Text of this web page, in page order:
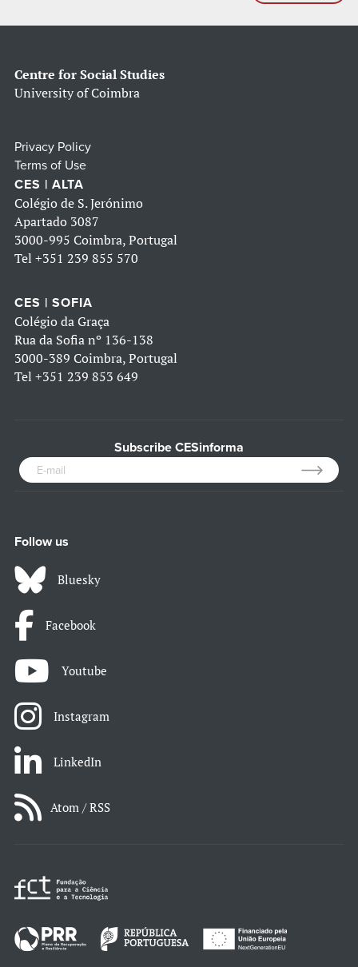
Centre for Social Studies
University of Coimbra
Privacy Policy
Terms of Use
CES | ALTA
Colégio de S. Jerónimo
Apartado 3087
3000-995 Coimbra, Portugal
Tel +351 239 855 570
CES | SOFIA
Colégio da Graça
Rua da Sofia nº 136-138
3000-389 Coimbra, Portugal
Tel +351 239 853 649
Subscribe CESinforma
Follow us
Bluesky
Facebook
Youtube
Instagram
LinkedIn
Atom / RSS